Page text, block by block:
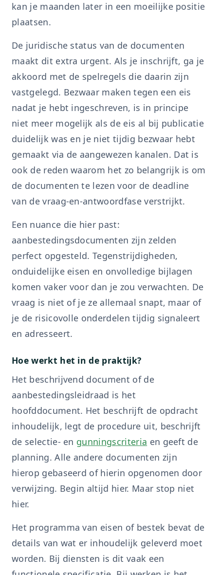
kan je maanden later in een moeilijke positie
plaatsen.
De juridische status van de documenten
maakt dit extra urgent. Als je inschrijft, ga je
akkoord met de spelregels die daarin zijn
vastgelegd. Bezwaar maken tegen een eis
nadat je hebt ingeschreven, is in principe
niet meer mogelijk als de eis al bij publicatie
duidelijk was en je niet tijdig bezwaar hebt
gemaakt via de aangewezen kanalen. Dat is
ook de reden waarom het zo belangrijk is om
de documenten te lezen voor de deadline
van de vraag-en-antwoordfase verstrijkt.
Een nuance die hier past:
aanbestedingsdocumenten zijn zelden
perfect opgesteld. Tegenstrijdigheden,
onduidelijke eisen en onvolledige bijlagen
komen vaker voor dan je zou verwachten. De
vraag is niet of je ze allemaal snapt, maar of
je de risicovolle onderdelen tijdig signaleert
en adresseert.
Hoe werkt het in de praktijk?
Het beschrijvend document of de
aanbestedingsleidraad is het
hoofddocument. Het beschrijft de opdracht
inhoudelijk, legt de procedure uit, beschrijft
de selectie- en gunningscriteria en geeft de
planning. Alle andere documenten zijn
hierop gebaseerd of hierin opgenomen door
verwijzing. Begin altijd hier. Maar stop niet
hier.
Het programma van eisen of bestek bevat de
details van wat er inhoudelijk geleverd moet
worden. Bij diensten is dit vaak een